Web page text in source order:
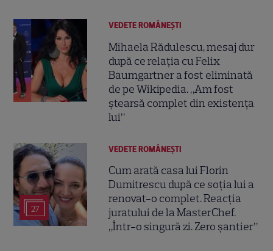
VEDETE ROMÂNEŞTI
Mihaela Rădulescu, mesaj dur
după ce relația cu Felix
Baumgartner a fost eliminată
de pe Wikipedia. „Am fost
ștearsă complet din existența
lui”
27
VEDETE ROMÂNEŞTI
Cum arată casa lui Florin
Dumitrescu după ce soția lui a
renovat-o complet. Reacția
juratului de la MasterChef.
„Într-o singură zi. Zero șantier”